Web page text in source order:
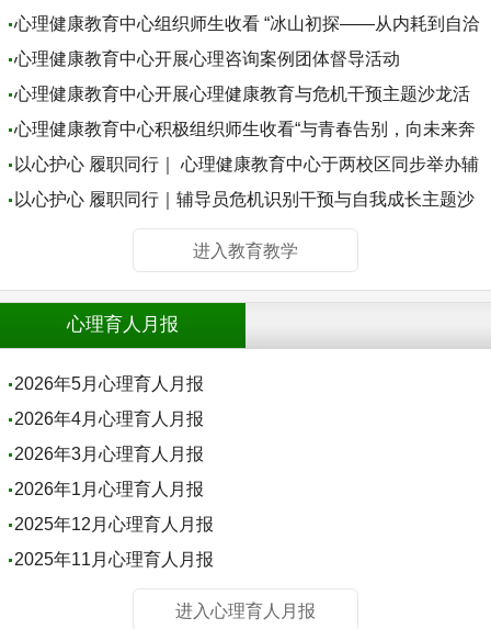
心理健康教育中心组织师生收看 “冰山初探——从内耗到自洽
的觉察之旅” 主题心理健康公开课
心理健康教育中心开展心理咨询案例团体督导活动
心理健康教育中心开展心理健康教育与危机干预主题沙龙活
动
心理健康教育中心积极组织师生收看“与青春告别，向未来奔
赴”主题心理健康公开课
以心护心 履职同行｜ 心理健康教育中心于两校区同步举办辅
导员危机识别干预与自我成长主题沙龙
以心护心 履职同行｜辅导员危机识别干预与自我成长主题沙
龙，邀您同修共进！
进入教育教学
心理育人月报
2026年5月心理育人月报
2026年4月心理育人月报
2026年3月心理育人月报
2026年1月心理育人月报
2025年12月心理育人月报
2025年11月心理育人月报
进入心理育人月报